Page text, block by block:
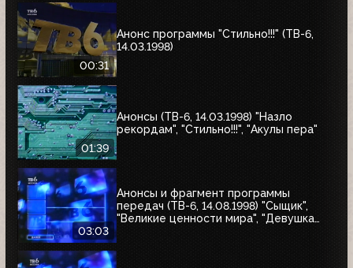
00:31
Анонс программы "Стильно!!!" (ТВ-6,
14.03.1998)
01:39
Анонсы (ТВ-6, 14.03.1998) "Назло
рекордам", "Стильно!!!", "Акулы пера"
03:03
Анонсы и фрагмент программы
передач (ТВ-6, 14.08.1998) "Сыщик",
"Великие ценности мира", "Девушка